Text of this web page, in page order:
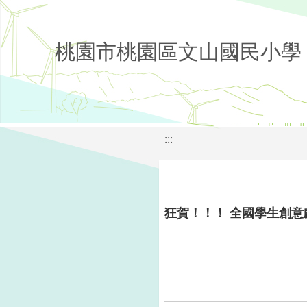
桃園市桃園區文山國民小學
:::
狂賀！！！ 全國學生創